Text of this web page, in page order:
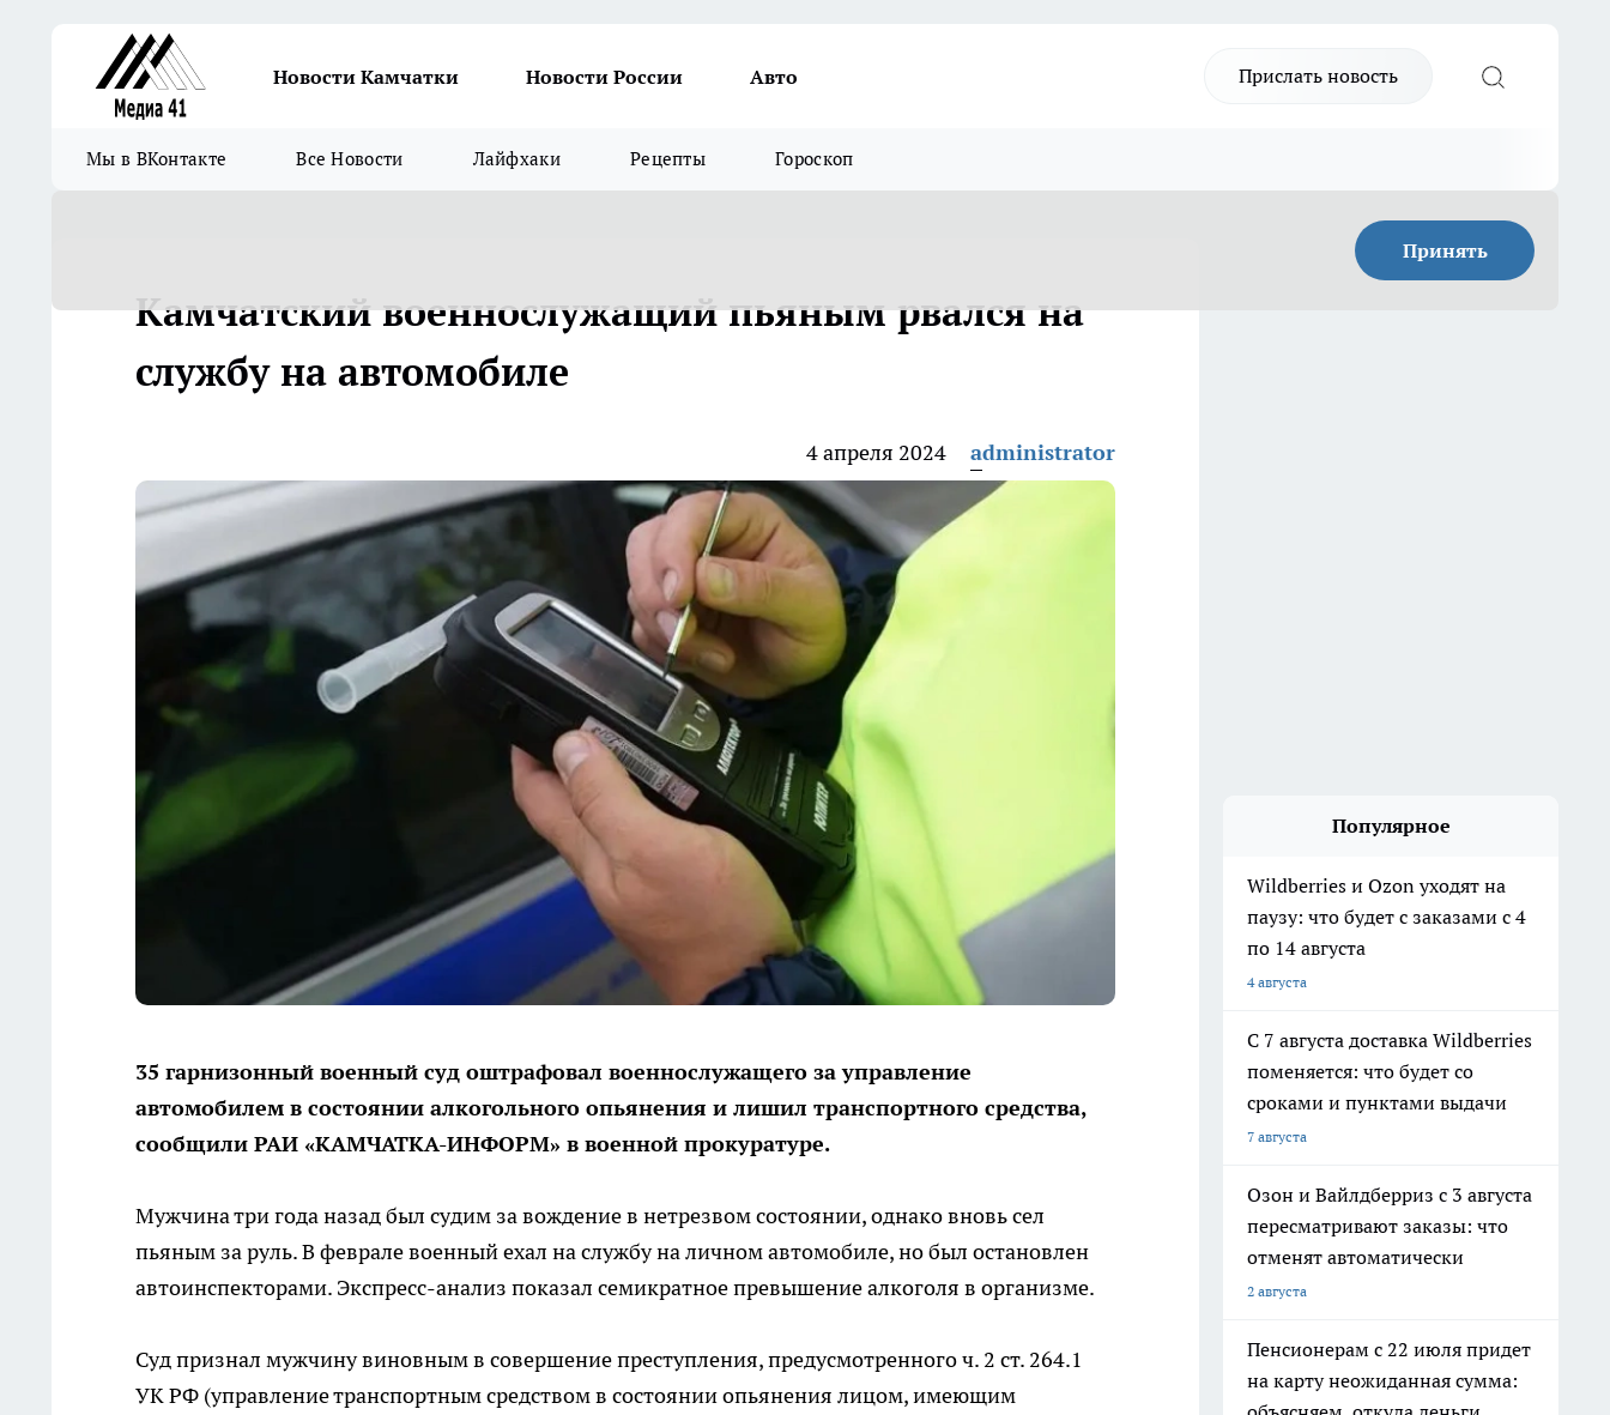
Новости Камчатки Новости России Авто Прислать новость
Мы в ВКонтакте Все Новости Лайфхаки Рецепты Гороскоп
Принять
Камчатский военнослужащий пьяным рвался на
службу на автомобиле
4 апреля 2024 administrator
35 гарнизонный военный суд оштрафовал военнослужащего за управление
автомобилем в состоянии алкогольного опьянения и лишил транспортного средства,
сообщили РАИ «КАМЧАТКА-ИНФОРМ» в военной прокуратуре.
Мужчина три года назад был судим за вождение в нетрезвом состоянии, однако вновь сел
пьяным за руль. В феврале военный ехал на службу на личном автомобиле, но был остановлен
автоинспекторами. Экспресс-анализ показал семикратное превышение алкоголя в организме.
Суд признал мужчину виновным в совершение преступления, предусмотренного ч. 2 ст. 264.1
УК РФ (управление транспортным средством в состоянии опьянения лицом, имеющим
Популярное
Wildberries и Ozon уходят на
паузу: что будет с заказами с 4
по 14 августа
4 августа
С 7 августа доставка Wildberries
поменяется: что будет со
сроками и пунктами выдачи
7 августа
Озон и Вайлдберриз с 3 августа
пересматривают заказы: что
отменят автоматически
2 августа
Пенсионерам с 22 июля придет
на карту неожиданная сумма: